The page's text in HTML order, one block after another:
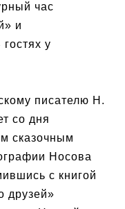
час
и
у
писателю Н.
со дня
сказочным
Носова
с книгой
друзей»